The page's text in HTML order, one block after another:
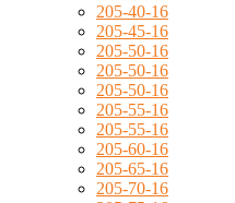
205-40-16
205-45-16
205-50-16
205-50-16
205-50-16
205-55-16
205-55-16
205-60-16
205-65-16
205-70-16